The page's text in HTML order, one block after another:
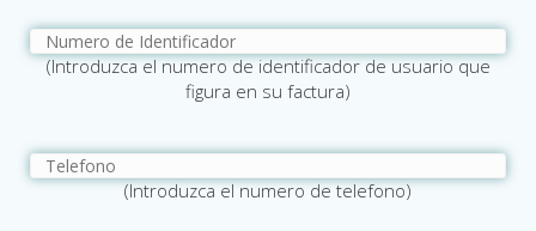
(Introduzca el numero de identificador de usuario que
figura en su factura)
(Introduzca el numero de telefono)